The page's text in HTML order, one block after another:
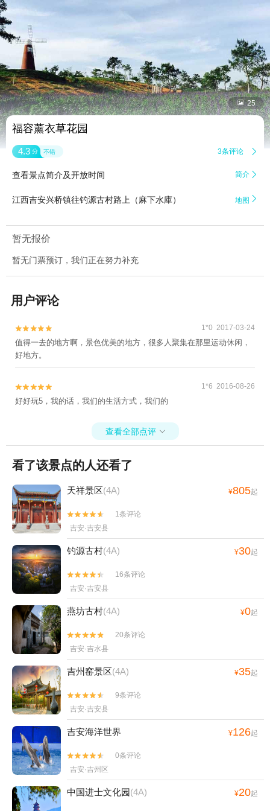
 25
福容薰衣草花园
4.3 分 不错 3条评论 
查看景点简介及开放时间 简介 
江西吉安兴桥镇往钓源古村路上（麻下水庫） 地图 
暂无报价
暂无门票预订，我们正在努力补充
用户评论

 1*0 2017-03-24
值得一去的地方啊，景色优美的地方，很多人聚集在那里运动休闲，
好地方。

 1*6 2016-08-26
好好玩5，我的话，我们的生活方式，我们的
查看全部点评 
看了该景点的人还看了
天祥景区(4A) ¥805起


1条评论
吉安·吉安县
钓源古村(4A) ¥30起


16条评论
吉安·吉安县
燕坊古村(4A) ¥0起


20条评论
吉安·吉水县
吉州窑景区(4A) ¥35起


9条评论
吉安·吉安县
吉安海洋世界 ¥126起


0条评论
吉安·吉州区
中国进士文化园(4A) ¥20起